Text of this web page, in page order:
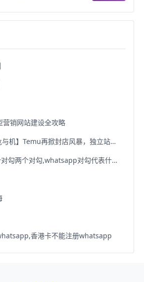
跨境电商跨境电商的模式
电商的优势
营销网站建设全攻略
【2025年8月危与机】Temu再掀封店风暴，独立站才是跨境卖家的避险通道
whatsapp一个对勾两个对勾,whatsapp对勾代表什么意思
香港卡不能注册whatsapp